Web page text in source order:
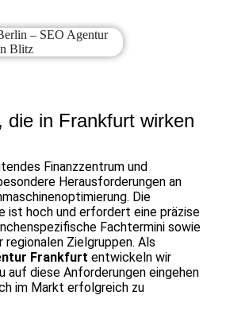
die in Frankfurt wirken
Finanzzentrum und
Herausforderungen an
Die
ist hoch und erfordert eine präzise
Fachtermini sowie
regionalen Zielgruppen. Als
Frankfurt entwickeln wir
auf diese Anforderungen eingehen
im Markt erfolgreich zu